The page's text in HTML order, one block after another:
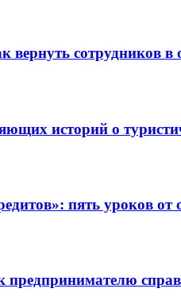
сотрудников в
историй о
пять уроков